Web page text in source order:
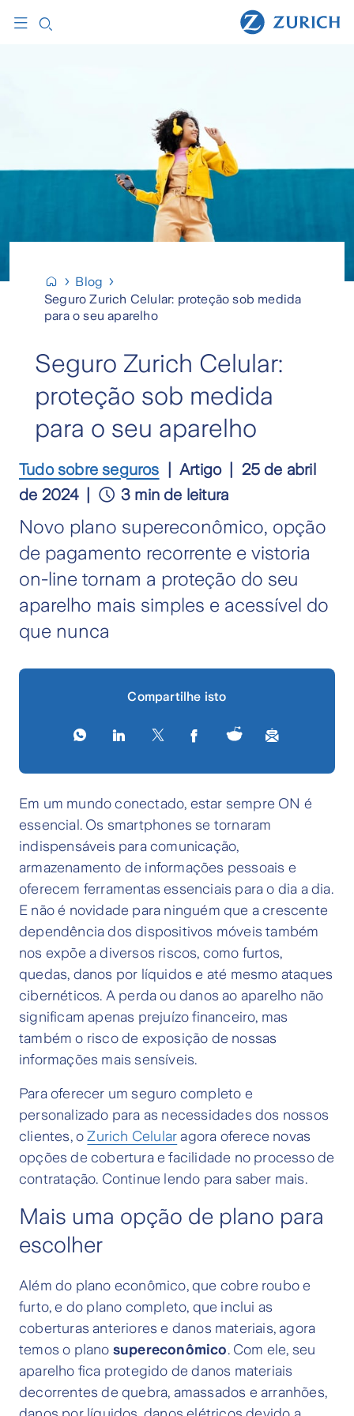
Blog
Seguro Zurich Celular: proteção sob medida
para o seu aparelho
Seguro Zurich Celular:
proteção sob medida
para o seu aparelho
Tudo sobre seguros Artigo
25 de abril
de 2024
3 min de leitura
Novo plano supereconômico, opção
de pagamento recorrente e vistoria
on-line tornam a proteção do seu
aparelho mais simples e acessível do
que nunca
Compartilhe isto
Em um mundo conectado, estar sempre ON é
essencial. Os smartphones se tornaram
indispensáveis para comunicação,
armazenamento de informações pessoais e
oferecem ferramentas essenciais para o dia a dia.
E não é novidade para ninguém que a crescente
dependência dos dispositivos móveis também
nos expõe a diversos riscos, como furtos,
quedas, danos por líquidos e até mesmo ataques
cibernéticos. A perda ou danos ao aparelho não
significam apenas prejuízo financeiro, mas
também o risco de exposição de nossas
informações mais sensíveis.
Para oferecer um seguro completo e
personalizado para as necessidades dos nossos
clientes, oZurich Celular agora oferece novas
opções de cobertura e facilidade no processo de
contratação. Continue lendo para saber mais.
Mais uma opção de plano para
escolher
Além do plano econômico, que cobre roubo e
furto, e do plano completo, que inclui as
coberturas anteriores e danos materiais, agora
temos o plano supereconômico. Com ele, seu
aparelho fica protegido de danos materiais
decorrentes de quebra, amassados e arranhões,